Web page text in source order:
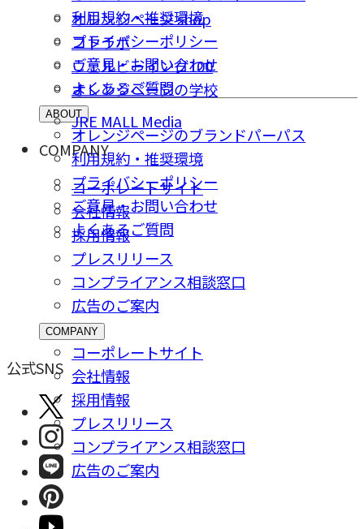
オレンジページ shop
コトラボ
ウェルビーイング100
オレンジページの学校
JRE MALL Media
利用規約・推奨環境
プライバシーポリシー
ご意⾒・お問い合わせ
よくあるご質問
ABOUT
オレンジページのブランドパーパス
利用規約・推奨環境
プライバシーポリシー
ご意⾒・お問い合わせ
よくあるご質問
COMPANY
コーポレートサイト
会社情報
採⽤情報
プレスリリース
コンプライアンス相談窓⼝
広告のご案内
COMPANY
コーポレートサイト
会社情報
採⽤情報
プレスリリース
コンプライアンス相談窓⼝
広告のご案内
公式SNS